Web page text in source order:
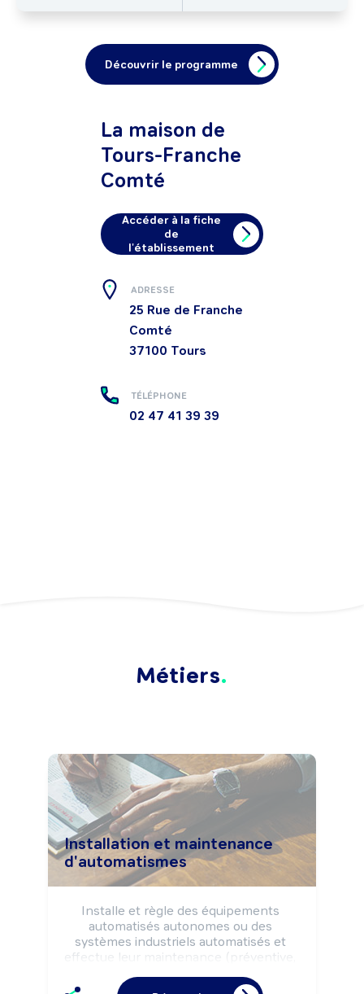
Découvrir le programme
La maison de
Tours-Franche
Comté
Accéder à la fiche
de
l'établissement
ADRESSE
25 Rue de Franche
Comté
37100 Tours
TÉLÉPHONE
02 47 41 39 39
Métiers
Installation et maintenance
d'automatismes
Installe et règle des équipements
automatisés autonomes ou des
systèmes industriels automatisés et
effectue leur maintenance (préventive,
Peut coordonner une équipe.